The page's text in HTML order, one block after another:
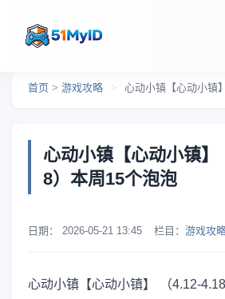
首页 > 游戏攻略 > 心动小镇【心动小镇】 （
心动小镇【心动小镇】
8）本周15个泡泡
日期： 2026-05-21 13:45 栏目： 游戏攻
心动小镇【心动小镇】 （4.12-